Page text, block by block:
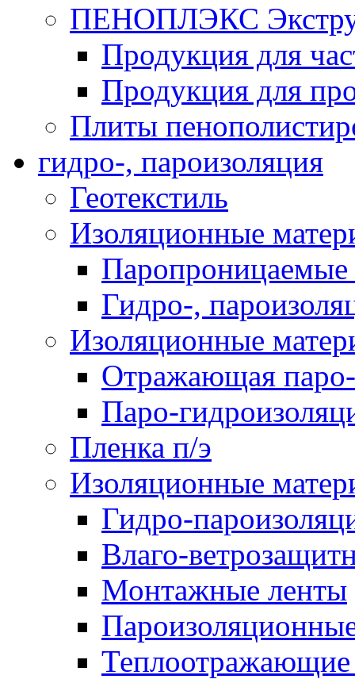
ПЕНОПЛЭКС
Продукция для
Продукция для
Плиты
гидро-, пароизоляция
Геотекстиль
Изоляционные
Гидро-,
Изоляционные
Отражающая
Паро-
Пленка п/э
Изоляционные
Гидро-
Влаго-
Монтажные ленты
Теплоотражающие